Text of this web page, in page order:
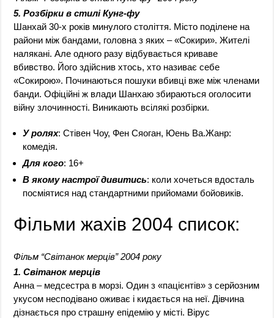
5. Розбірки в стилі Кунг-фу
Шанхай 30-х років минулого століття. Місто поділене на
райони між бандами, головна з яких – «Сокири». Жителі
налякані. Але одного разу відбувається криваве
вбивство. Його здійснив хтось, хто називає себе
«Сокирою». Починаються пошуки вбивці вже між членами
банди. Офіційні ж влади Шанхаю збираються оголосити
війну злочинності. Виникають всілякі розбірки.
У ролях: Стівен Чоу, Фен Сяоган, Юень Ва.Жанр:
комедія.
Для кого: 16+
В якому настрої дивитись: коли хочеться вдосталь
посміятися над стандартними прийомами бойовиків.
Фільми жахів 2004 список:
Фільм “Світанок мерців” 2004 року
1. Світанок мерців
Анна – медсестра в морзі. Один з «пацієнтів» з серйозним
укусом несподівано оживає і кидається на неї. Дівчина
дізнається про страшну епідемію у місті. Вірус